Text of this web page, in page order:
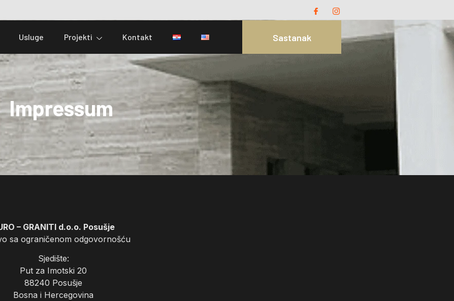
Usluge Projekti Kontakt Sastanak
Impressum
– GRANITI d.o.o. Posušje
sa ograničenom odgovornošću
Sjedište:
Put za Imotski 20
88240 Posušje
Bosna i Hercegovina